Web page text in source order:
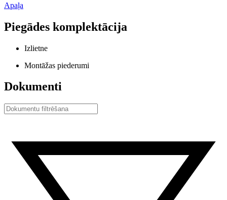
Apaļa
Piegādes komplektācija
Izlietne
Montāžas piederumi
Dokumenti